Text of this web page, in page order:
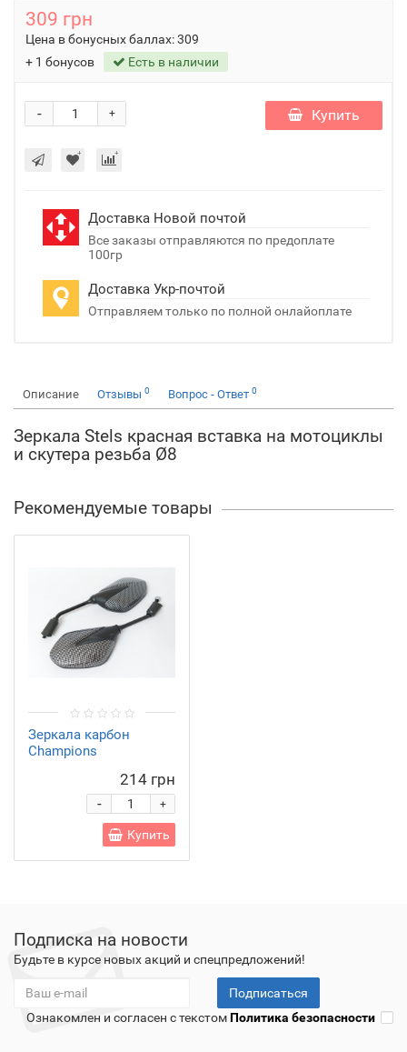
309 грн
Цена в бонусных баллах:309
+ 1 бонусов
Есть в наличии
+
- Купить
Доставка Новой почтой
Все заказы отправляются по предоплате
100гр
Доставка Укр-почтой
Отправляем только по полной онлайоплате
Описание Отзывы 0 Вопрос - Ответ 0
Зеркала Stels красная вставка на мотоциклы
и скутера резьба Ø8
Рекомендуемые товары
Зеркала карбон
Champions
214 грн
+
-
Купить
Подписка на новости
Будьте в курсе новых акций и спецпредложений!
Подписаться
Ознакомлен и согласен с текстомПолитика безопасности